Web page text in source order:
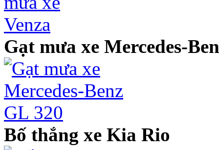
Gạt mưa xe Mercedes-
Bố thắng xe Kia Rio